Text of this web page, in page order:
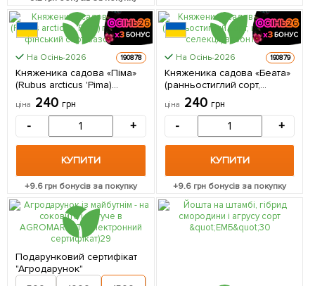
На Осінь-2026 190878
Княженика садова «Піма»
(Rubus arcticus 'Pima)
популярний фінський сорт,
вазон Р9 (Кореневище) 1
саджанець в упаковці
ціна 240 грн
- +
КУПИТИ
+9.6грн бонусів за покупку
На Осінь-2026 190879
Княженика садова «Беата»
(ранньостиглий сорт,
шведської селекції) вазон
Р9 (Кореневище) 1
саджанець в упаковці
ціна 240 грн
- +
КУПИТИ
+9.6 грн бонусів за покупку
Подарунковий сертифікат
"Агродарунок"